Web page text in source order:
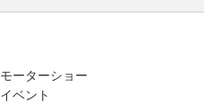
モーターショー
イベント